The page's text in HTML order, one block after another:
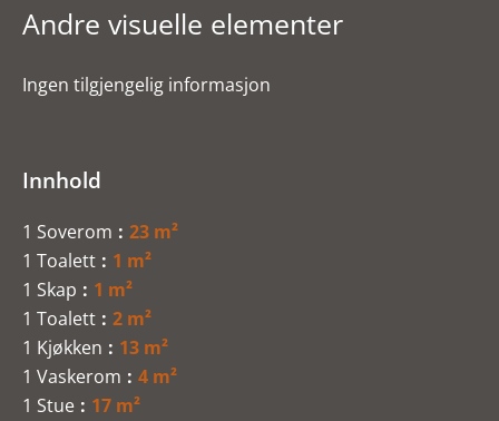
Andre visuelle elementer
Ingen tilgjengelig informasjon
Innhold
1 Soverom
23 m²
1 Toalett
1 m²
1 Skap
1 m²
1 Toalett
2 m²
1 Kjøkken
13 m²
1 Vaskerom
4 m²
1 Stue
17 m²